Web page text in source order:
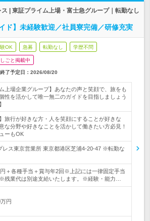
| 東証プライム上場・富士急グループ｜転勤なし
ド】未経験歓迎／社員寮完備／研修充実
OK 急募 転勤なし 学歴不問
ごと掲載中
終了予定日： 2026/08/20
上場企業グループ】あなたの声と笑顔で、旅をも
性を活かして唯一無二のガイドを目指しましょう
旅行が好きな方・人を笑顔にすることが好きな
な分野や好きなことを活かして働きたい方必見！
ーもOK
レス東京営業所 東京都港区芝浦4-20-47 ※転勤な
＋各種手当＋賞与年2回※上記には一律固定手当
残業代は別途支給いたします。※経験・能力…
円